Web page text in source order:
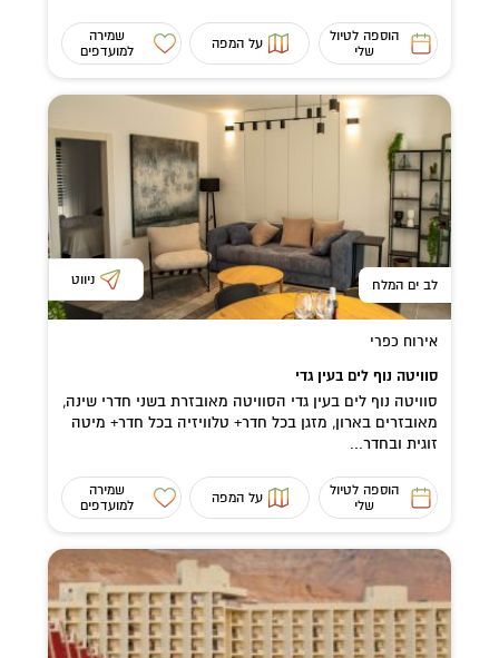
הוספה לטיול
שלי
על המפה
שמירה
למועדפים
לב ים המלח ניווט
אירוח כפרי
סוויטה נוף לים בעין גדי
סוויטה נוף לים בעין גדי הסוויטה מאובזרת בשני חדרי שינה,
מאובזרים בארון, מזגן בכל חדר+ טלוויזיה בכל חדר+ מיטה
זוגית ובחדר...
הוספה לטיול
שלי
על המפה
שמירה
למועדפים